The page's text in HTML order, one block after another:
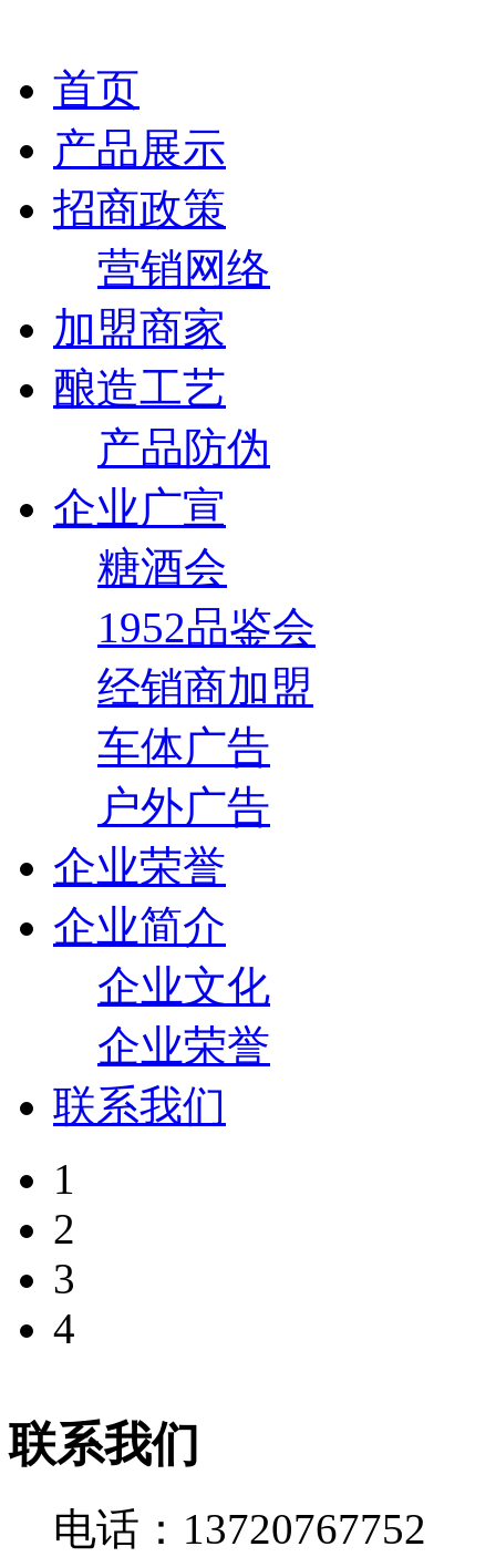
首页
产品展示
招商政策
营销网络
加盟商家
酿造工艺
产品防伪
企业广宣
糖酒会
1952品鉴会
经销商加盟
车体广告
户外广告
企业荣誉
企业简介
企业文化
企业荣誉
联系我们
1
2
3
4
联系我们
电话：13720767752